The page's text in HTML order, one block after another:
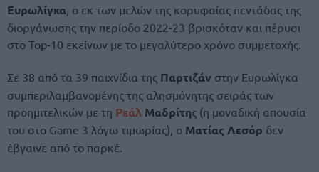
Ευρωλίγκα , ο εκ των μελών της κορυφαίας πεντάδας της
διοργάνωσης την περίοδο 2022-23 βρισκόταν και πέρυσι
στο Top-10 εκείνων με το μεγαλύτερο χρόνο συμμετοχής.
Σε 38 από τα 39 παιχνίδια της Παρτιζάν στην Ευρωλίγκα
συμπεριλαμβανομένης της αλησμόνητης σειράς των
προημιτελικών με τη Ρεάλ Μαδρίτης (η μοναδική απουσία
του στο Game 3 λόγω τιμωρίας), ο Ματίας Λεσόρ δεν
έβγαινε από το παρκέ.